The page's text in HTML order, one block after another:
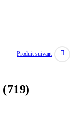
Produit suivant